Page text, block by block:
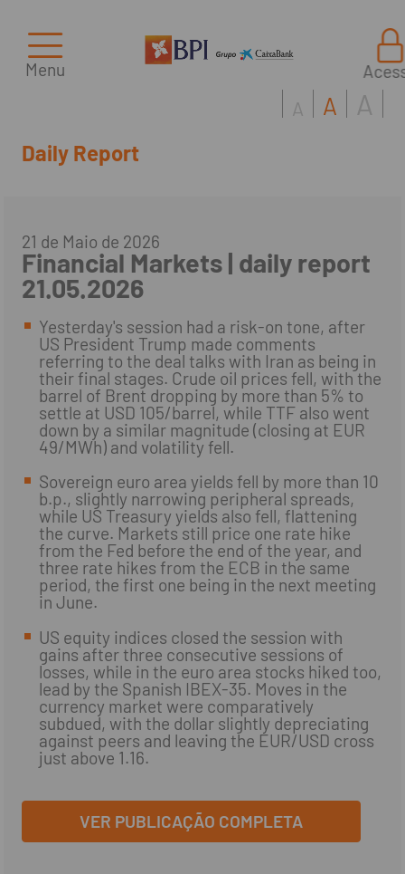
Menu
Daily Report
A A A
21 de Maio de 2026
Financial Markets | daily report
21.05.2026
Yesterday's session had a risk-on tone, after
US President Trump made comments
referring to the deal talks with Iran as being in
their final stages. Crude oil prices fell, with the
barrel of Brent dropping by more than 5% to
settle at USD 105/barrel, while TTF also went
down by a similar magnitude (closing at EUR
49/MWh) and volatility fell.
Sovereign euro area yields fell by more than 10
b.p., slightly narrowing peripheral spreads,
while US Treasury yields also fell, flattening
the curve. Markets still price one rate hike
from the Fed before the end of the year, and
three rate hikes from the ECB in the same
period, the first one being in the next meeting
in June.
US equity indices closed the session with
gains after three consecutive sessions of
losses, while in the euro area stocks hiked too,
lead by the Spanish IBEX-35. Moves in the
currency market were comparatively
subdued, with the dollar slightly depreciating
against peers and leaving the EUR/USD cross
just above 1.16.
VER PUBLICAÇÃO COMPLETA